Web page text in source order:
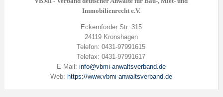
Immobilienrecht e.V.
Eckernförder Str. 315
24119 Kronshagen
Telefon: 0431-97991615
Telefax: 0431-97991617
E-Mail: info@vbmi-anwaltsverband.de
Web: https://www.vbmi-anwaltsverband.de